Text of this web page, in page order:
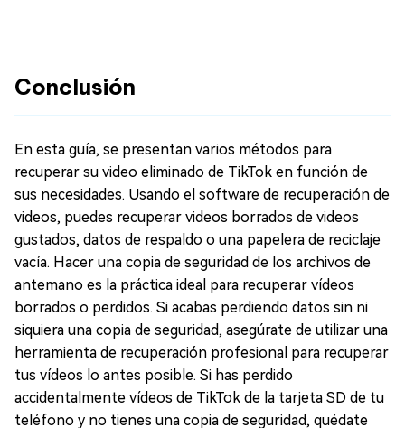
Conclusión
En esta guía, se presentan varios métodos para
recuperar su video eliminado de TikTok en función de
sus necesidades. Usando el software de recuperación de
videos, puedes recuperar videos borrados de videos
gustados, datos de respaldo o una papelera de reciclaje
vacía. Hacer una copia de seguridad de los archivos de
antemano es la práctica ideal para recuperar vídeos
borrados o perdidos. Si acabas perdiendo datos sin ni
siquiera una copia de seguridad, asegúrate de utilizar una
herramienta de recuperación profesional para recuperar
tus vídeos lo antes posible. Si has perdido
accidentalmente vídeos de TikTok de la tarjeta SD de tu
teléfono y no tienes una copia de seguridad, quédate